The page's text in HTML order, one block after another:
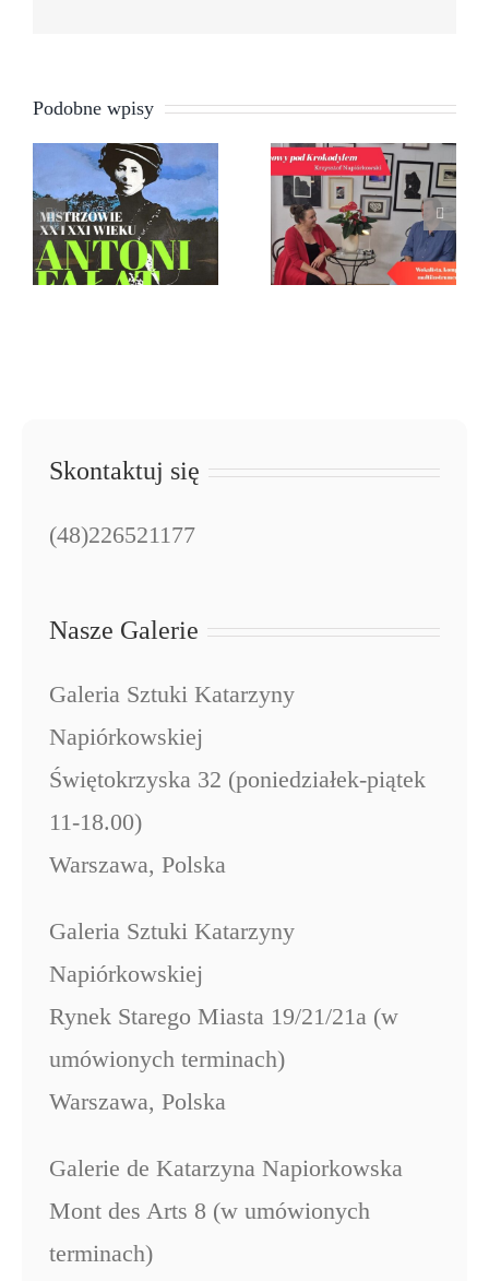
Podobne wpisy
Rozmowy
o sztuce.
Ślady
obecności.
Malarstwo
Rozmowy
pod
Krokodylem.
Krzysztof
Skontaktuj się
(48)226521177
Nasze Galerie
Galeria Sztuki Katarzyny
Napiórkowskiej
Świętokrzyska 32 (poniedziałek-piątek
11-18.00)
Warszawa, Polska
Galeria Sztuki Katarzyny
Napiórkowskiej
Rynek Starego Miasta 19/21/21a (w
umówionych terminach)
Warszawa, Polska
Galerie de Katarzyna Napiorkowska
Mont des Arts 8 (w umówionych
terminach)